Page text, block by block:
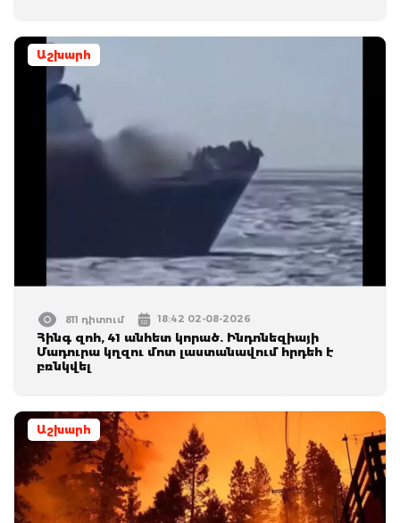
Աշխարհ
811 դիտում 18:42 02-08-2026
Հինգ զոհ, 41 անհետ կորած. Ինդոնեզիայի
Մադուրա կղզու մոտ լաստանավում հրդեհ է
բռնկվել
Աշխարհ